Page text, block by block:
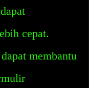
cepat.
membantu